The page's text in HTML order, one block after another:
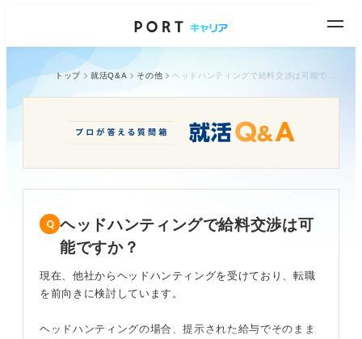
トップ 就活Q&A その他
ヘッドハンティングで給料交渉は可
能ですか？
現在、他社からヘッドハンティングを受けており、転職
を前向きに検討しています。
ヘッドハンティングの場合、提示された給与でそのまま